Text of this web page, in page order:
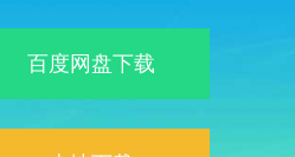
百度网盘下载